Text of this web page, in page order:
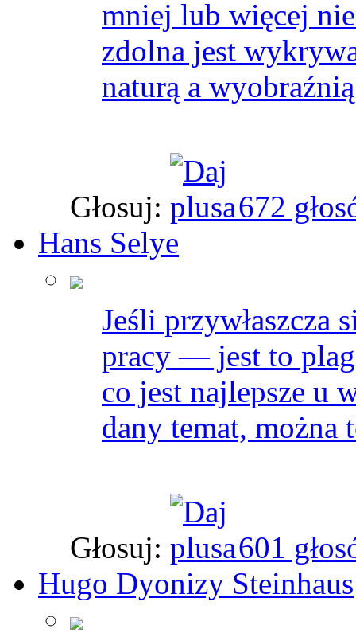
mniej lub więcej
zdolna jest
naturą a
Głosuj:
672
Hans Selye
Jeśli przywłaszcza
pracy — jest to
co jest najlepsze u
dany temat, można
Głosuj:
601
Hugo Dyonizy Steinhaus